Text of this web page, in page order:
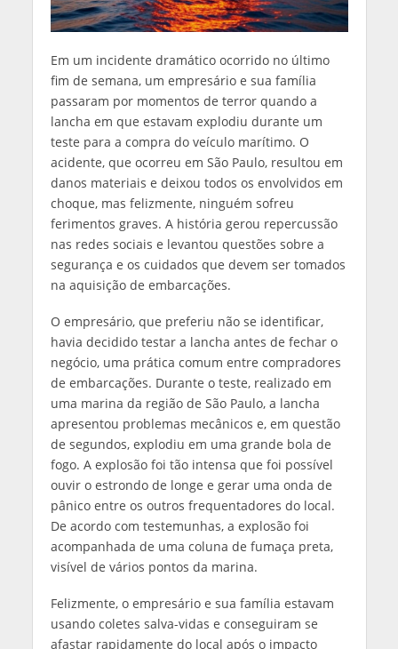
Em um incidente dramático ocorrido no último
fim de semana, um empresário e sua família
passaram por momentos de terror quando a
lancha em que estavam explodiu durante um
teste para a compra do veículo marítimo. O
acidente, que ocorreu em São Paulo, resultou em
danos materiais e deixou todos os envolvidos em
choque, mas felizmente, ninguém sofreu
ferimentos graves. A história gerou repercussão
nas redes sociais e levantou questões sobre a
segurança e os cuidados que devem ser tomados
na aquisição de embarcações.
O empresário, que preferiu não se identificar,
havia decidido testar a lancha antes de fechar o
negócio, uma prática comum entre compradores
de embarcações. Durante o teste, realizado em
uma marina da região de São Paulo, a lancha
apresentou problemas mecânicos e, em questão
de segundos, explodiu em uma grande bola de
fogo. A explosão foi tão intensa que foi possível
ouvir o estrondo de longe e gerar uma onda de
pânico entre os outros frequentadores do local.
De acordo com testemunhas, a explosão foi
acompanhada de uma coluna de fumaça preta,
visível de vários pontos da marina.
Felizmente, o empresário e sua família estavam
usando coletes salva-vidas e conseguiram se
afastar rapidamente do local após o impacto